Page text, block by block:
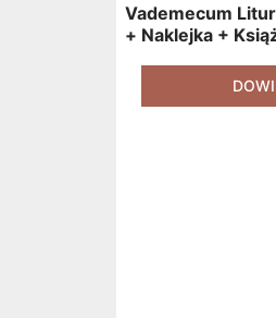
Vademecum
+ Naklejka +
(książka W
[zestaw 3